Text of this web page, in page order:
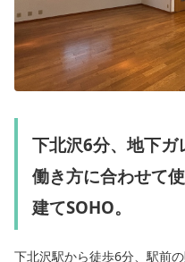
下北沢6分、地下ガ
働き方に合わせて
建てSOHO。
下北沢駅から徒歩6分、駅前